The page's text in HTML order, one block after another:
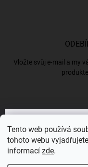
Tento web používá
tohoto webu
informací zde.
Vložte svůj e-mail a my
Vložením e-mailu